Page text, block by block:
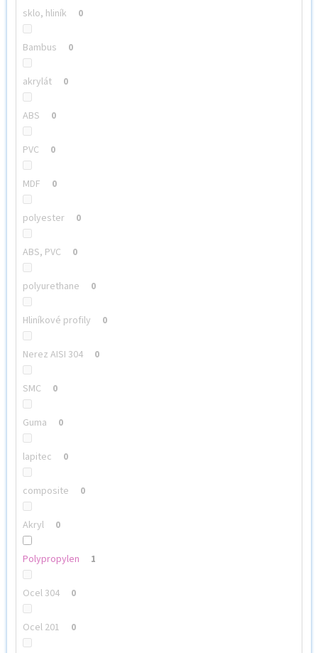
sklo, hliník 0
Bambus 0
akrylát 0
ABS 0
PVC 0
MDF 0
polyester 0
ABS, PVC 0
polyurethane 0
Hliníkové profily 0
Nerez AISI 304 0
SMC 0
Guma 0
lapitec 0
composite 0
Akryl 0
Polypropylen 1
Ocel 304 0
Ocel 201 0